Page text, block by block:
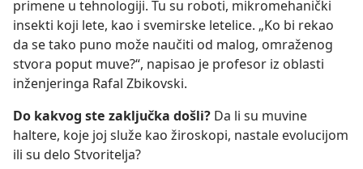
primene u tehnologiji. Tu su roboti, mikromehanički
insekti koji lete, kao i svemirske letelice. „Ko bi rekao
da se tako puno može naučiti od malog, omraženog
stvora poput muve?“, napisao je profesor iz oblasti
inženjeringa Rafal Zbikovski.
Do kakvog ste zaključka došli? Da li su muvine
haltere, koje joj služe kao žiroskopi, nastale evolucijom
ili su delo Stvoritelja?